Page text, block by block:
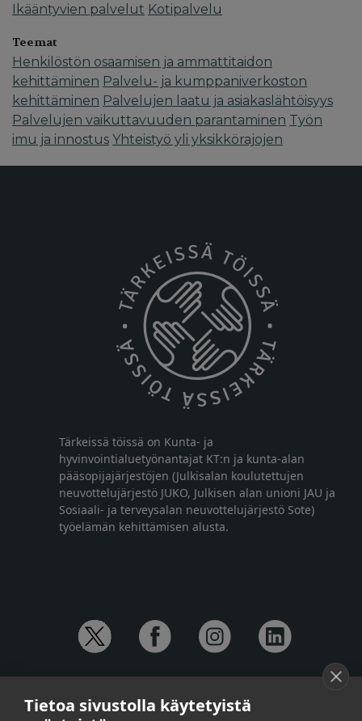
Ikääntyvien palvelut Kotipalvelu
Teemat
Henkilöstön osaamisen ja ammattitaidon
kehittäminen Palvelu- ja kumppaniverkoston
kehittäminen Palvelujen laatu ja asiakaslähtöisyys
Palvelujen vaikuttavuuden parantaminen Työn
imu ja innostus Yhteistyö yli yksikkörajojen
Tärkeissä töissä on Kunta- ja
hyvinvointialuetyönantajat KT:n ja kunta-alan
pääsopijajärjestöjen (Julkisalan koulutettujen
neuvottelujärjestö JUKO, Julkisen alan unioni JAU ja
Sosiaali- ja terveysalan neuvottelujärjestö Sote)
työelämän kehittämisen alusta.
Anna-Mari Jaanu, kehittämispäällikkö,
Tietoa sivustolla käytetyistä